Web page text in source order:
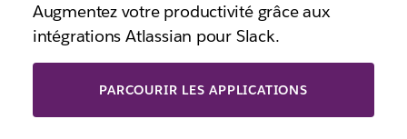
Augmentez votre productivité grâce aux
intégrations Atlassian pour Slack.
PARCOURIR LES APPLICATIONS